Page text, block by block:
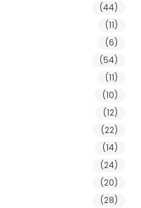
(44)
(11)
(6)
(54)
(11)
(10)
(12)
(22)
(14)
(24)
(20)
(28)